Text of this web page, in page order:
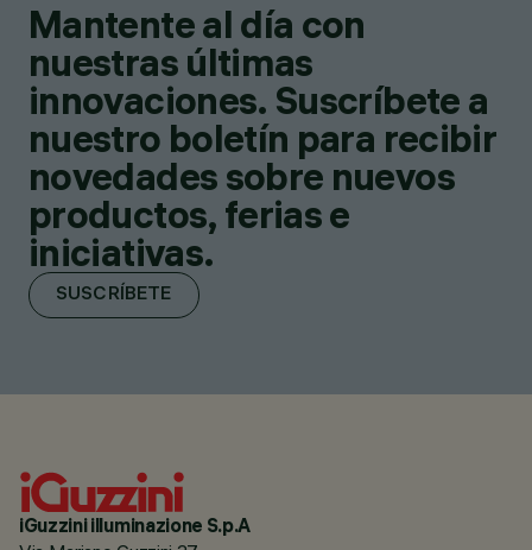
Mantente al día con
nuestras últimas
innovaciones. Suscríbete a
nuestro boletín para recibir
novedades sobre nuevos
productos, ferias e
iniciativas.
SUSCRÍBETE
iGuzzini illuminazione S.p.A